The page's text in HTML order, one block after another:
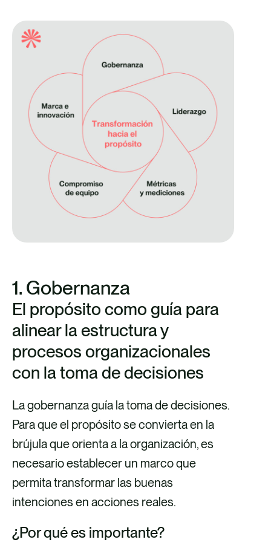
1. Gobernanza
El propósito como guía para
alinear la estructura y
procesos organizacionales
con la toma de decisiones
La gobernanza guía la toma de decisiones.
Para que el propósito se convierta en la
brújula que orienta a la organización, es
necesario establecer un marco que
permita transformar las buenas
intenciones en acciones reales.
¿Por qué es importante?